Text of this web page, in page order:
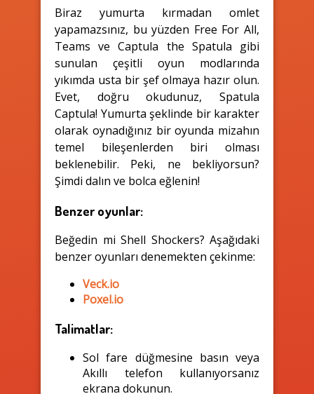
Biraz yumurta kırmadan omlet
yapamazsınız, bu yüzden Free For All,
Teams ve Captula the Spatula gibi
sunulan çeşitli oyun modlarında
yıkımda usta bir şef olmaya hazır olun.
Evet, doğru okudunuz, Spatula
Captula! Yumurta şeklinde bir karakter
olarak oynadığınız bir oyunda mizahın
temel bileşenlerden biri olması
beklenebilir. Peki, ne bekliyorsun?
Şimdi dalın ve bolca eğlenin!
Benzer oyunlar:
Beğedin mi Shell Shockers? Aşağıdaki
benzer oyunları denemekten çekinme:
Veck.io
Poxel.io
Talimatlar:
Sol fare düğmesine basın veya
Akıllı telefon kullanıyorsanız
ekrana dokunun.